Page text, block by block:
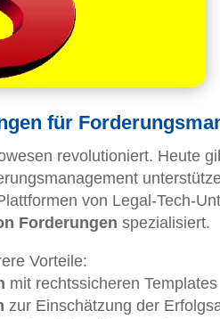
für
revolutioniert. Heute
von Legal-Tech-
Forderungen spezialisiert.
Vorteile:
mit rechtssicheren Templates
zur Einschätzung der